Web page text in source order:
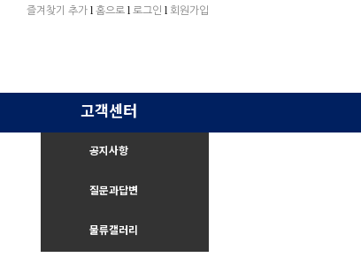
즐겨찾기 추가 l 홈으로 l 로그인 l 회원가입
고객센터
공지사항
질문과답변
물류갤러리